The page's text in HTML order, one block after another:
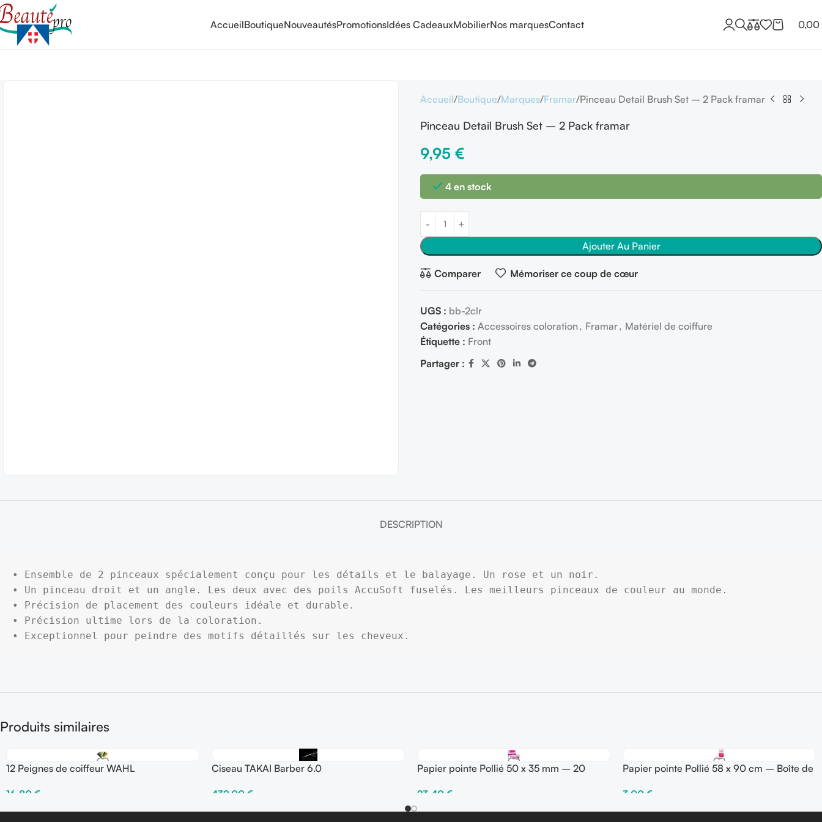
AccueilBoutiqueNouveautésPromotionsIdées CadeauxMobilierNos marquesContact 0,00
Accueil Boutique Marques Framar Pinceau Detail Brush Set – 2 Pack framar
Pinceau Detail Brush Set – 2 Pack framar
9,95 €
4 en stock
Ajouter Au Panier
Comparer Mémoriser ce coup de cœur
UGS : bb-2clr
Catégories : Accessoires coloration, Framar, Matériel de coiffure
Étiquette : Front
Partager :
DESCRIPTION
• Ensemble de 2 pinceaux spécialement conçu pour les détails et le balayage. Un rose et un noir.
• Un pinceau droit et un angle. Les deux avec des poils AccuSoft fuselés. Les meilleurs pinceaux de couleur au monde.
• Précision de placement des couleurs idéale et durable.
• Précision ultime lors de la coloration.
• Exceptionnel pour peindre des motifs détaillés sur les cheveux.
Produits similaires
12 Peignes de coiffeur WAHL
16,80 €
Ajouter Au Panier
Ciseau TAKAI Barber 6.0
432,00 €
Ajouter Au Panier
Papier pointe Pollié 50 x 35 mm – 20
23,40 €
Ajouter Au Panier
Papier pointe Pollié 58 x 90 cm – Boîte de
3,00 €
Ajouter Au Panier